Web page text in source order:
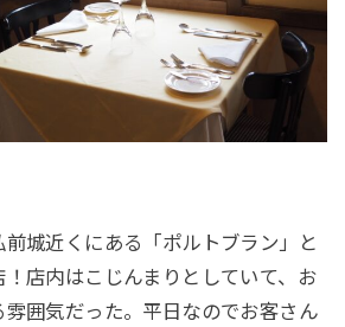
城近くにある「ポルトブラン」と
！店内はこじんまりとしていて、お
雰囲気だった。平日なのでお客さん